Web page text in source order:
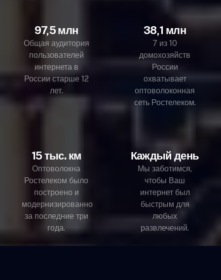
97,5 млн
Общая аудитория
пользователей
интернета в
России старше 12
лет.
38,1 млн
7 из 10
домохозяйств
России
охватывает
оптоволоконная
сеть Ростелеком.
15 тыс. км
Оптоволокна
Ростелеком было
построено и
модернизированно
за последние три
года.
Каждый день
Мы заботимся,
чтобы Ваш
интернет был
быстрым для
любых
развлечений.